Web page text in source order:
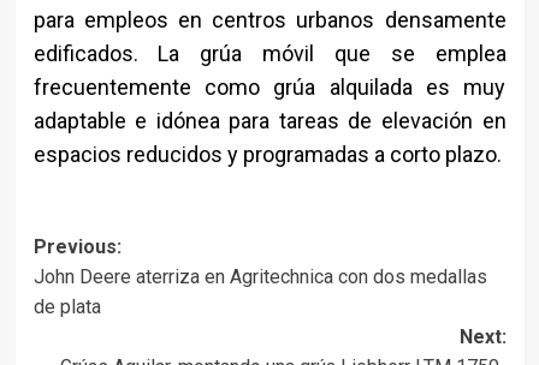
para empleos en centros urbanos densamente
edificados. La grúa móvil que se emplea
frecuentemente como grúa alquilada es muy
adaptable e idónea para tareas de elevación en
espacios reducidos y programadas a corto plazo.
Post
navigation
Previous:
John Deere aterriza en Agritechnica con dos medallas
de plata
Next: